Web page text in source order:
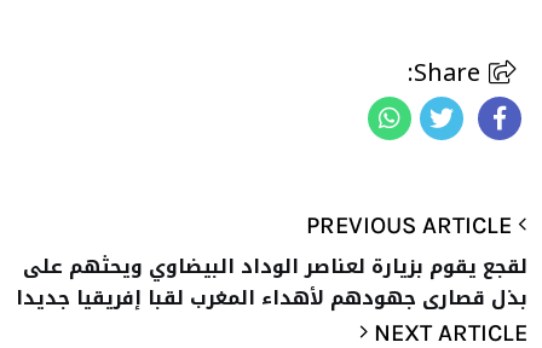
لقجع يقوم بزيارة لعناصر الوداد البيضاوي ويحثهم على
بذل قصارى جهودهم لأهداء المغرب لقبا إفريقيا جديدا
NEXT ARTICLE